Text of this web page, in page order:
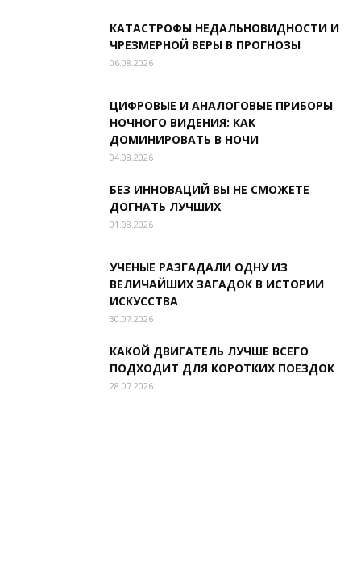
КАТАСТРОФЫ НЕДАЛЬНОВИДНОСТИ И
ЧРЕЗМЕРНОЙ ВЕРЫ В ПРОГНОЗЫ
06.08.2026
ЦИФРОВЫЕ И АНАЛОГОВЫЕ ПРИБОРЫ
НОЧНОГО ВИДЕНИЯ: КАК
ДОМИНИРОВАТЬ В НОЧИ
04.08.2026
БЕЗ ИННОВАЦИЙ ВЫ НЕ СМОЖЕТЕ
ДОГНАТЬ ЛУЧШИХ
01.08.2026
УЧЕНЫЕ РАЗГАДАЛИ ОДНУ ИЗ
ВЕЛИЧАЙШИХ ЗАГАДОК В ИСТОРИИ
ИСКУССТВА
30.07.2026
КАКОЙ ДВИГАТЕЛЬ ЛУЧШЕ ВСЕГО
ПОДХОДИТ ДЛЯ КОРОТКИХ ПОЕЗДОК
28.07.2026